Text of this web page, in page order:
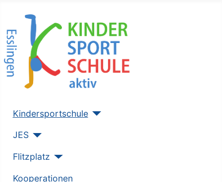
Kindersportschule
JES
Flitzplatz
Kooperationen